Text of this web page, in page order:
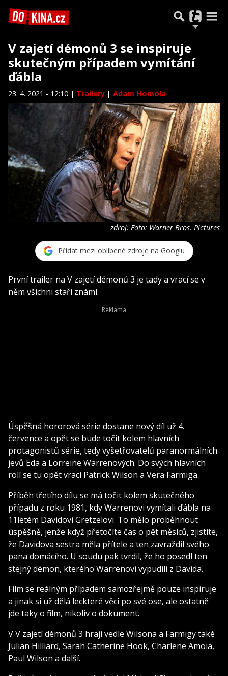
V zajetí démonů 3 se inspiruje
skutečným případem vymítání
ďábla
23. 4. 2021 - 12:10 | Trailery | Adam Homola
zdroj: Foto: Warner Bros. Pictures
Přidat mezi oblíbené zdroje na Googlu
První trailer na V zajetí démonů 3 je tady a vrací se v
něm všichni staří známí.
Úspěšná hororová série dostane nový díl už 4.
července a opět se bude točit kolem hlavních
protagonistů série, tedy vyšetřovatelů paranormálních
jevů Eda a Lorreine Warrenových. Do svých hlavních
rolí se tu opět vrací Patrick Wilson a Vera Farmiga.
Příběh třetího dílu se má točit kolem skutečného
případu z roku 1981, kdy Warrenovi vymítali ďábla na
11letém Davidovi Gretzelovi. To mělo proběhnout
úspěšně, jenže když přetočíte čas o pět měsíců, zjistíte,
že Davidova sestra měla přítele a ten zavraždil svého
pana domácího. U soudu pak tvrdil, že ho posedl ten
stejný démon, kterého Warrenovi vypudili z Davida.
Film se reálným případem samozřejmě pouze inspiruje
a jinak si už dělá leckteré věci po své ose, ale ostatně
jde taky o film, nikoliv o dokument.
V V zajetí démonů 3 hrají vedle Wilsona a Farmigy také
Julian Hilliard, Sarah Catherine Hook, Charlene Amoia,
Paul Wilson a další.